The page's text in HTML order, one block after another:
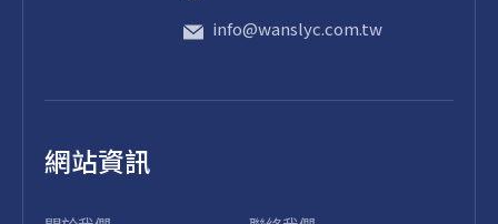
info@wanslyc.com.tw
網站資訊